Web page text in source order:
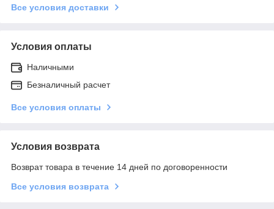
Все условия доставки
Условия оплаты
Наличными
Безналичный расчет
Все условия оплаты
Условия возврата
Возврат товара в течение 14 дней по договоренности
Все условия возврата